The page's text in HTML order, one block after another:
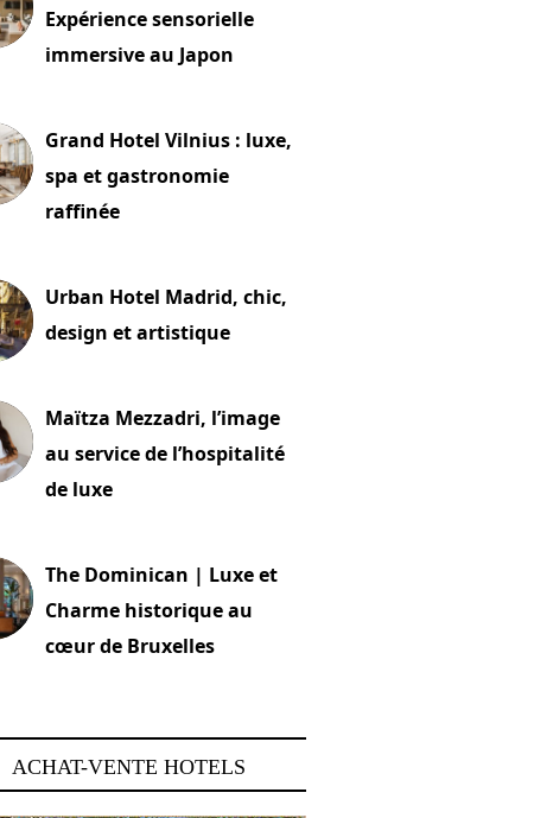
Expérience sensorielle
immersive au Japon
Grand Hotel Vilnius : luxe,
spa et gastronomie
raffinée
Urban Hotel Madrid, chic,
design et artistique
Maïtza Mezzadri, l’image
au service de l’hospitalité
de luxe
The Dominican | Luxe et
Charme historique au
cœur de Bruxelles
ACHAT-VENTE HOTELS